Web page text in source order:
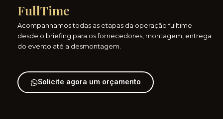
FullTime
Acompanhamos todas as etapas da operação fulltime
desde o briefing para os fornecedores, montagem, entrega
do evento até a desmontagem.
Solicite agora um orçamento